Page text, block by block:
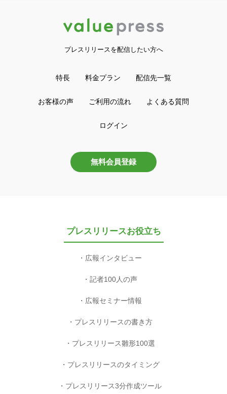
プレスリリースを配信したい方へ
特長 料金プラン 配信先一覧
お客様の声 ご利用の流れ よくある質問
ログイン
無料会員登録
プレスリリースお役立ち
広報インタビュー
記者100人の声
広報セミナー情報
プレスリリースの書き方
プレスリリース雛形100選
プレスリリースのタイミング
プレスリリース3分作成ツール